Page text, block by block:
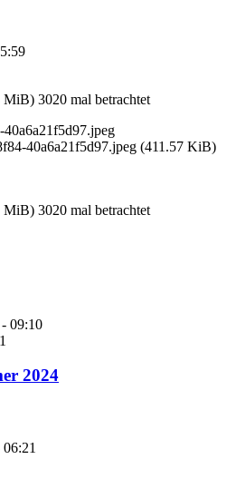
3020 mal betrachtet
40a6a21f5d97.jpeg (411.57 KiB)
3020 mal betrachtet
09:10
2024